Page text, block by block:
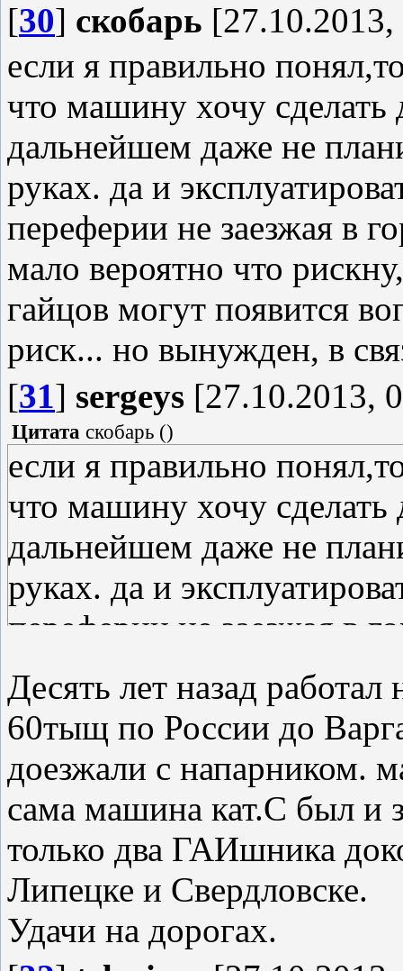
[30] скобарь
если я правильно
что машину хочу сделать
дальнейшем даже не
руках. да и
переферии не заезжая в
мало вероятно что
гайцов могут появится
риск... но вынужден, в
[31] sergeys [27.10.2013,
Цитата скобарь ()
если я правильно
что машину хочу сделать
дальнейшем даже не
руках. да и
переферии не заезжая в
мало вероятно что
гайцов могут появится
риск... но вынужден, в
Десять лет назад
60тыщ по России до
доезжали с напарником.
сама машина кат.С был и
только два ГАИшника
Липецке и Свердловске.
Удачи на дорогах.